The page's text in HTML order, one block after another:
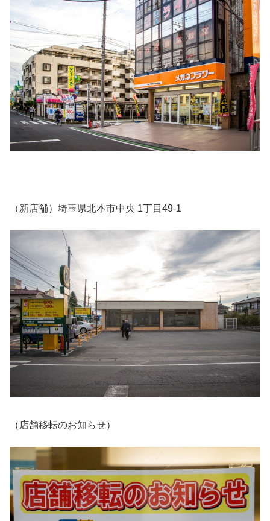
（新店舗）埼玉県北本市中央 1丁目49-1
（店舗移転のお知らせ）